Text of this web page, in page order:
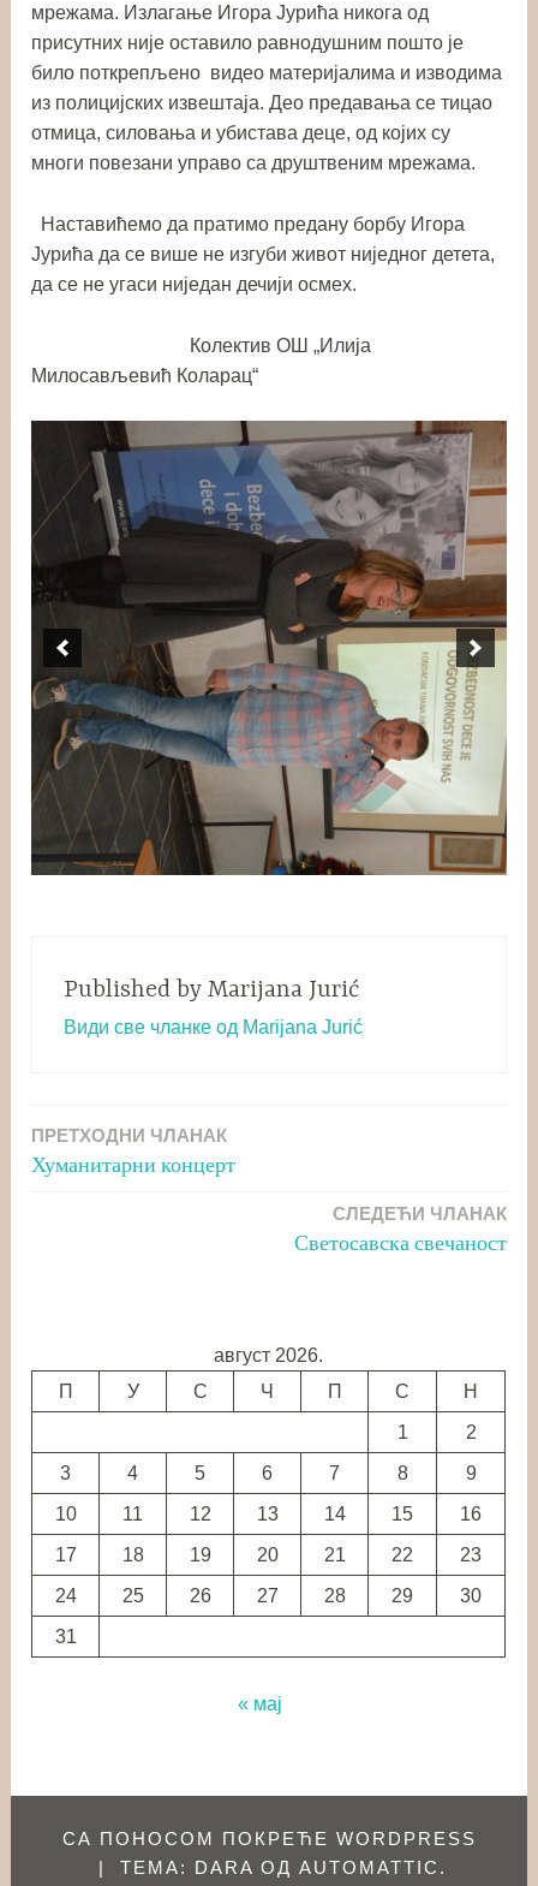
мрежама. Излагање Игора Јурића никога од
присутних није оставило равнодушним пошто је
било поткрепљено видео материјалима и изводима
из полицијских извештаја. Део предавања се тицао
отмица, силовања и убистава деце, од којих су
многи повезани управо са друштвеним мрежама.
Наставићемо да пратимо предану борбу Игора
Јурића да се више не изгуби живот ниједног детета,
да се не угаси ниједан дечији осмех.
Колектив ОШ „Илија
Милосављевић Коларац“
Published by Marijana Jurić
Види све чланке од Marijana Jurić
Кретање
чланка
ПРЕТХОДНИ ЧЛАНАК
Хуманитарни концерт
СЛЕДЕЋИ ЧЛАНАК
Светосавска свечаност
август 2026.
П
У С Ч П С
Н
1
2
3
4 5 6 7 8
9
10
11 12 13 14 15
16
17
18 19 20 21 22
23
24
25 26 27 28 29
30
31
« мај
СА ПОНОСОМ ПОКРЕЋЕ WORDPRESS
|
ТЕМА: DARA ОД AUTOMATTIC .